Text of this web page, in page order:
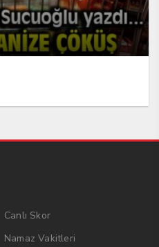
Canlı Skor
Namaz Vakitleri